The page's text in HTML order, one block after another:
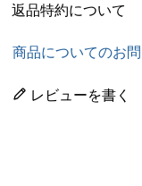
返品特約について
商品についてのお
レビューを書く